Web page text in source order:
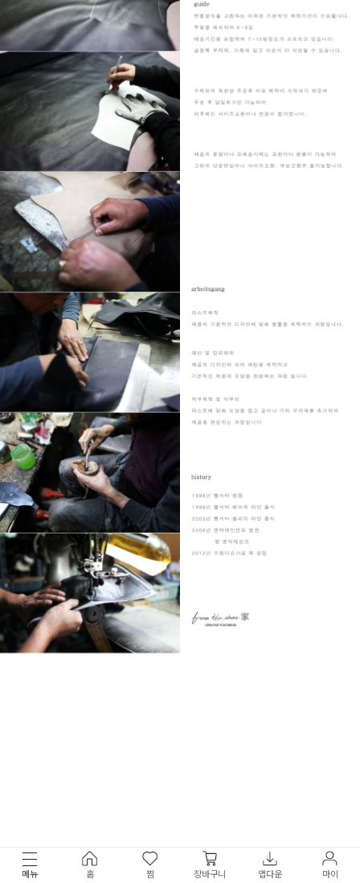
메뉴 홈 찜 장바구니 앱다운 마이